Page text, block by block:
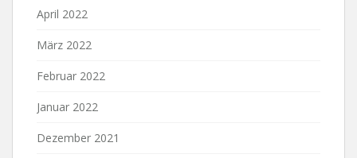
April 2022
März 2022
Februar 2022
Januar 2022
Dezember 2021